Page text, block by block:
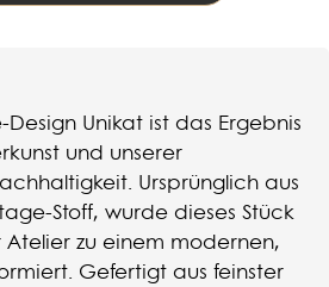
Design Unikat ist das Ergebnis
und unserer
Ursprünglich aus
Stoff, wurde dieses Stück
Atelier zu einem modernen,
Gefertigt aus feinster